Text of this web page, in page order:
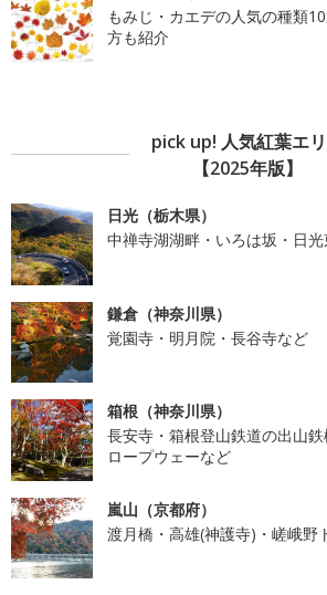
もみじ・カエデの人気の種類
方も紹介
pick up! 人気紅葉エ
【2025年版】
日光（栃木県）
中禅寺湖湖畔・いろは坂・日
鎌倉（神奈川県）
覚園寺・明月院・長谷寺など
箱根（神奈川県）
長安寺・箱根登山鉄道の出山
ロープウェーなど
嵐山（京都府）
渡月橋・高雄(神護寺)・嵯峨野